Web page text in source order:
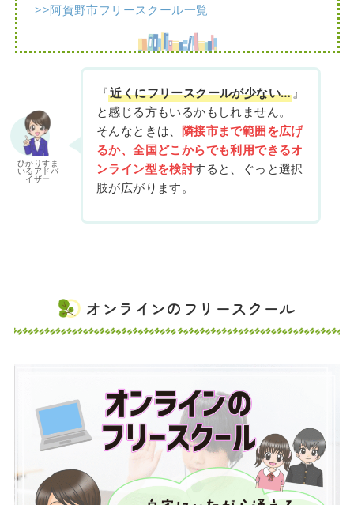
>>阿賀野市フリースクール一覧
ひかりすま
いるアドバ
イザー
『近くにフリースクールが少ない… 』
と感じる方もいるかもしれません。
そんなときは、 隣接市まで範囲を広げ
るか、全国どこからでも利用できるオ
ンライン型を検討すると、ぐっと選択
肢が広がります。
オンラインのフリースクール